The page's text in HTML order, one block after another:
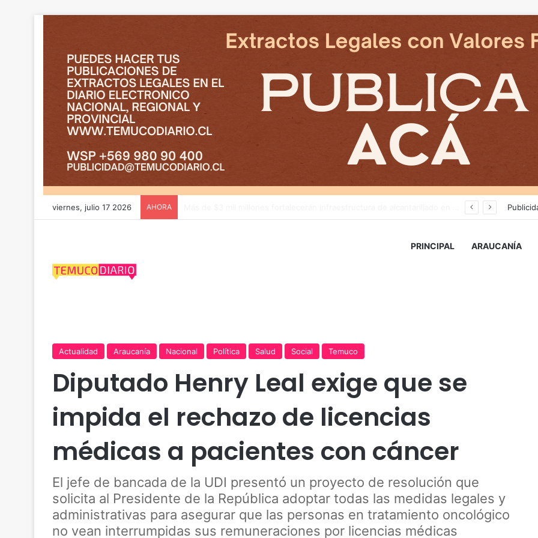
viernes, julio 17 2026 AHORA
PRINCIPAL ARAUCANÍA
Actualidad Araucanía Nacional Política Salud Social Temuco
Diputado Henry Leal exige que se
impida el rechazo de licencias
médicas a pacientes con cáncer
El jefe de bancada de la UDI presentó un proyecto de resolución que
solicita al Presidente de la República adoptar todas las medidas legales y
administrativas para asegurar que las personas en tratamiento oncológico
no vean interrumpidas sus remuneraciones por licencias médicas